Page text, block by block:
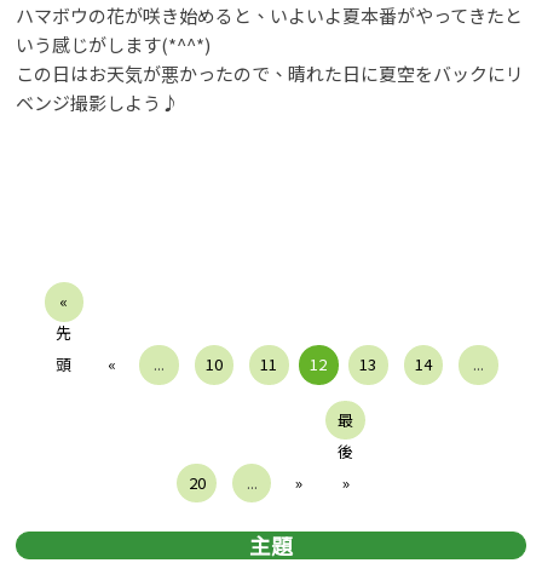
ハマボウの花が咲き始めると、いよいよ夏本番がやってきたと
いう感じがします(*^^*)
この日はお天気が悪かったので、晴れた日に夏空をバックにリ
ベンジ撮影しよう♪
«
先
頭
« ... 10 11 12 13 14 ...
20 ... »
最
後
»
主題